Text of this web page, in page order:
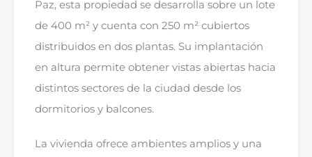
Paz, esta propiedad se desarrolla sobre un lote
de 400 m² y cuenta con 250 m² cubiertos
distribuidos en dos plantas. Su implantación
en altura permite obtener vistas abiertas hacia
distintos sectores de la ciudad desde los
dormitorios y balcones.
La vivienda ofrece ambientes amplios y una